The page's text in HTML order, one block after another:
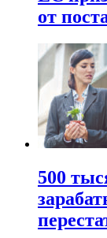
от
500